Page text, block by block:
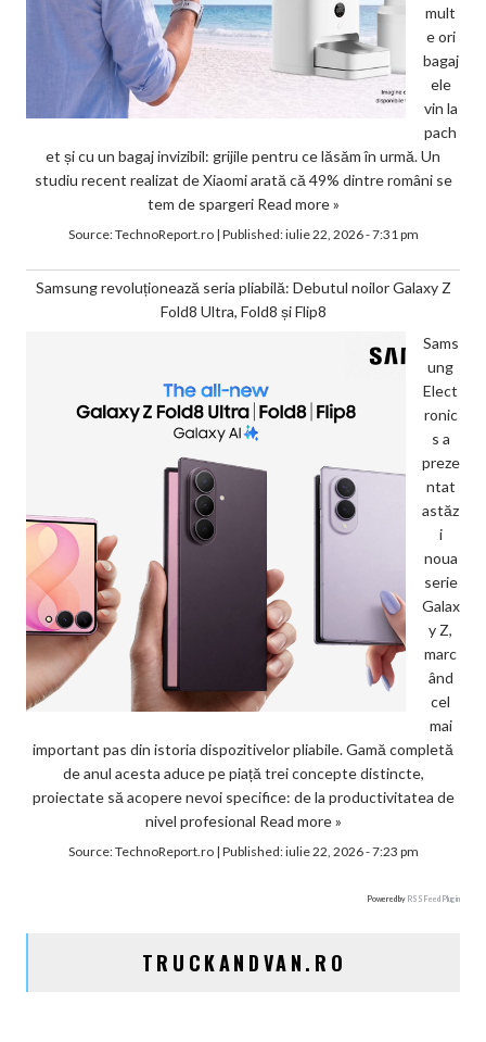
mult
e ori
bagaj
ele
vin la
pach
et și cu un bagaj invizibil: grijile pentru ce lăsăm în urmă. Un
studiu recent realizat de Xiaomi arată că 49% dintre români se
tem de spargeri Read more »
Source:TechnoReport.ro| Published:iulie 22, 2026 - 7:31 pm
Samsung revoluționează seria pliabilă: Debutul noilor Galaxy Z
Fold8 Ultra, Fold8 și Flip8
Sams
ung
Elect
ronic
s a
preze
ntat
astăz
i
noua
serie
Galax
y Z,
marc
ând
cel
mai
important pas din istoria dispozitivelor pliabile. Gamă completă
de anul acesta aduce pe piață trei concepte distincte,
proiectate să acopere nevoi specifice: de la productivitatea de
nivel profesional Read more »
Source:TechnoReport.ro| Published:iulie 22, 2026 - 7:23 pm
Powered by RSS Feed Plugin
TRUCKANDVAN.RO